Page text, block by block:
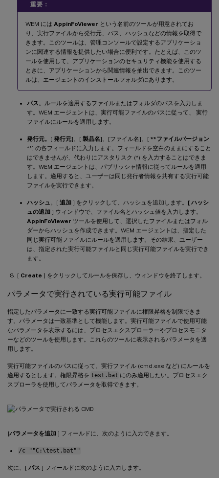
重要：
WEM には AppinFoViewer という名前のツールが用意されてお
り、実行ファイルから発行元、パス、ハッシュなどの情報を取得で
きます。このツールは、管理コンソールで設定するアプリケーショ
ンに関連する情報を提供したい場合に便利です。たとえば、このツ
ールを使用して、アプリケーションのセキュリティ機能を使用する
ときに、アプリケーションから関連情報を抽出できます。このツー
ルは、エージェントのインストールフォルダにあります。
パス 。ルールを適用するファイルまたはフォルダのパスを入力しま
す。WEM エージェントは、実行可能ファイルのパスに従って、 実行
ファイルにルールを適用します。
発行元。 [ 発行元]、[ 製品名]、[ファイル名]、[ **ファイルバージョン
**] の各フィールドに入力します。フィールドを空白のままにすること
はできませんが、代わりにアスタリスク (*) を入力することはできま
す。WEM エージェントは、パブリッシャ情報に従ってルールを適用
します。適用すると、ユーザーは同じ発行者情報を共有する実行可能
ファイルを実行できます。
ハッシュ 。[ 追加 ] をクリックして、ハッシュを追加します。 [ ハッシ
ュの追加 ] ウィンドウで、ファイル名とハッシュ値を入力します。
AppinFoViewer ツールを使用して、選択したファイルまたはフォル
ダーからハッシュを作成できます。WEM エージェントは、指定した
同じ実行可能ファイルにルールを適用します。その結果、ユーザー
は、指定された実行可能ファイルと同じ実行可能ファイルを実行でき
ます。
[ Create ] をクリックしてルールを保存し、ウィンドウを終了します。
パラメータで実行されている実行可能ファイル
指定したパラメータに一致する実行可能ファイルに権限昇格を制限できま
す。パラメータは一致基準として機能します。実行可能ファイルで使用可能
なパラメータを表示するには、プロセスエクスプローラーやプロセスモニタ
ーなどのツールを使用します。これらのツールに表示されるパラメータを適
用します。
実行可能ファイルのパスに従って、実行ファイル (cmd.exe など) にルールを
適用するとします。権限昇格を test.bat にのみ適用したい。プロセスエク
スプローラを使用してパラメータを取得できます。
[パラメータを追加 ] フィールドに、次のように入力できます。
/c ""C:\test.bat""
次に、[ パス ] フィールドに次のように入力します。